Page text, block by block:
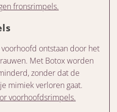
fronsrimpels.
ontstaan door het
Met Botox worden
zonder dat de
mimiek verloren gaat.
voorhoofdsrimpels.